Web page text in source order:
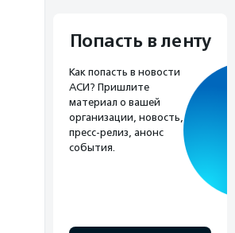
Попасть в ленту
Как попасть в новости
АСИ? Пришлите
материал о вашей
организации, новость,
пресс-релиз, анонс
события.